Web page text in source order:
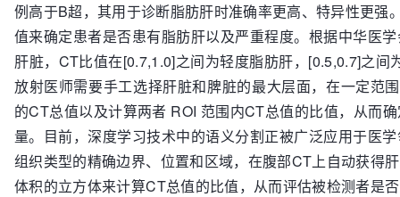
例高于B超，其用于诊断脂肪肝时准确率更高、特异性更
值来确定患者是否患有脂肪肝以及严重程度。根据中华医
肝脏，CT比值在[0.7,1.0]之间为轻度脂肪肝，[0.5,0.7]之
放射医师需要手工选择肝脏和脾脏的最大层面，在一定范
的CT总值以及计算两者 ROI 范围内CT总值的比值，从而
量。目前，深度学习技术中的语义分割正被广泛应用于医
组织类型的精确边界、位置和区域，在腹部CT上自动获得
体积的立方体来计算CT总值的比值，从而评估被检测者是